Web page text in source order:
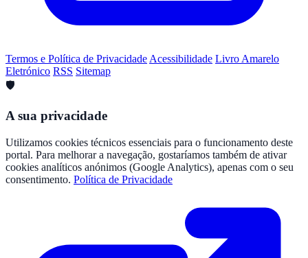
Termos e Política de Privacidade Acessibilidade Livro Amarelo
Eletrónico RSS Sitemap
🛡️
A sua privacidade
Utilizamos cookies técnicos essenciais para o funcionamento deste
portal. Para melhorar a navegação, gostaríamos também de ativar
cookies analíticos anónimos (Google Analytics), apenas com o seu
consentimento. Política de Privacidade